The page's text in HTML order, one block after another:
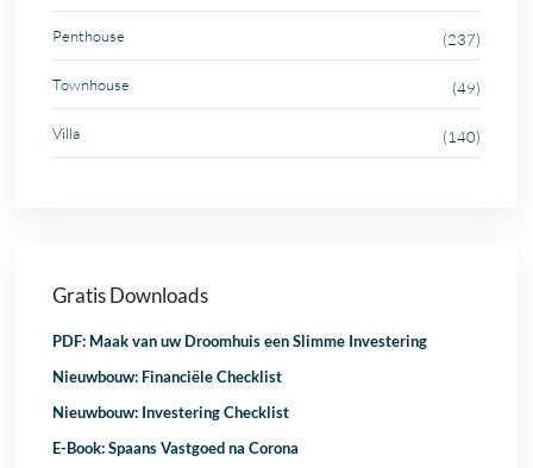
Penthouse (237)
Townhouse (49)
Villa (140)
Gratis Downloads
PDF: Maak van uw Droomhuis een Slimme Investering
Nieuwbouw: Financiële Checklist
Nieuwbouw: Investering Checklist
E-Book: Spaans Vastgoed na Corona